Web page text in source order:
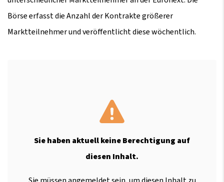
Börse erfasst die Anzahl der Kontrakte größerer
Marktteilnehmer und veröffentlicht diese wöchentlich.
Sie haben aktuell keine Berechtigung auf
diesen Inhalt.